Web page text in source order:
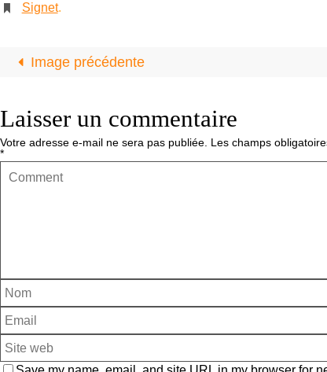
Signet.
Image précédente
Laisser un commentaire
Votre adresse e-mail ne sera pas publiée. Les champs
*